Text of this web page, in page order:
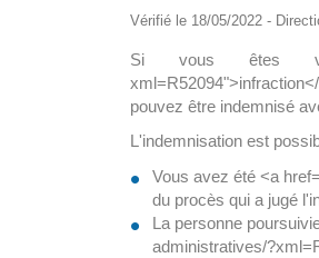
Vérifié le 18/05/2022 -
Si vous êtes
pouvez être indemnisé
L'indemnisation est
Vous avez été <a
du procès qui a jugé
La personne
administratives/
le déploiement? A ce
sol,